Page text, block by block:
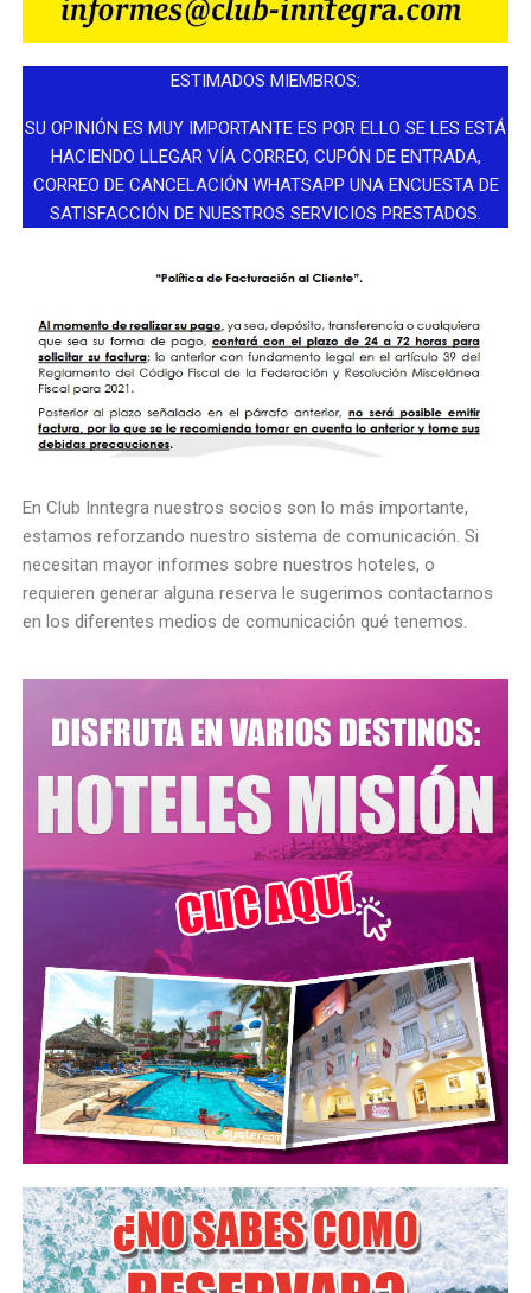
ESTIMADOS MIEMBROS:
SU OPINIÓN ES MUY IMPORTANTE ES POR ELLO SE LES ESTÁ
HACIENDO LLEGAR VÍA CORREO, CUPÓN DE ENTRADA,
CORREO DE CANCELACIÓN WHATSAPP UNA ENCUESTA DE
SATISFACCIÓN DE NUESTROS SERVICIOS PRESTADOS.
En Club Inntegra nuestros socios son lo más importante,
estamos reforzando nuestro sistema de comunicación. Si
necesitan mayor informes sobre nuestros hoteles, o
requieren generar alguna reserva le sugerimos contactarnos
en los diferentes medios de comunicación qué tenemos.